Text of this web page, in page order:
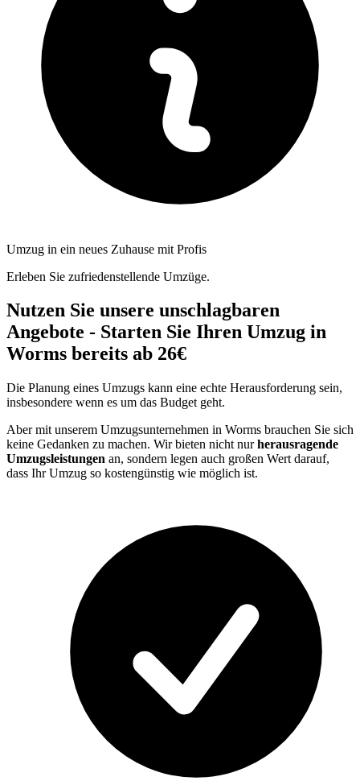
Umzug in ein neues Zuhause mit Profis
Erleben Sie zufriedenstellende Umzüge.
Nutzen Sie unsere unschlagbaren
Angebote - Starten Sie Ihren Umzug in
Worms bereits ab 26€
Die Planung eines Umzugs kann eine echte Herausforderung sein,
insbesondere wenn es um das Budget geht.
Aber mit unserem Umzugsunternehmen in Worms brauchen Sie sich
keine Gedanken zu machen. Wir bieten nicht nurherausragende
Umzugsleistungen an, sondern legen auch großen Wert darauf,
dass Ihr Umzug so kostengünstig wie möglich ist.